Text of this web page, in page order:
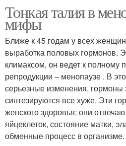
Тонкая талия в
мифы
Ближе к 45 годам у всех
выработка половых гормонов.
климаксом, он ведет к полному
репродукции – менопаузе . В
серьезные изменения, гормоны
синтезируются все хуже. Эти
женского здоровья: они
яйцеклеток, состояние матки,
обменные процесс в организме.